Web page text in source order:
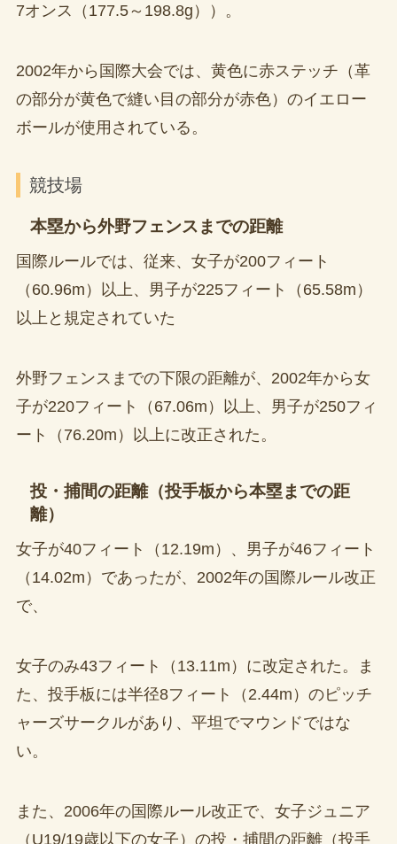
7オンス（177.5～198.8g））。
2002年から国際大会では、黄色に赤ステッチ（革
の部分が黄色で縫い目の部分が赤色）のイエロー
ボールが使用されている。
競技場
本塁から外野フェンスまでの距離
国際ルールでは、従来、女子が200フィート
（60.96m）以上、男子が225フィート（65.58m）
以上と規定されていた
外野フェンスまでの下限の距離が、2002年から女
子が220フィート（67.06m）以上、男子が250フィ
ート（76.20m）以上に改正された。
投・捕間の距離（投手板から本塁までの距
離）
女子が40フィート（12.19m）、男子が46フィート
（14.02m）であったが、2002年の国際ルール改正
で、
女子のみ43フィート（13.11m）に改定された。ま
た、投手板には半径8フィート（2.44m）のピッチ
ャーズサークルがあり、平坦でマウンドではな
い。
また、2006年の国際ルール改正で、女子ジュニア
（U19/19歳以下の女子）の投・捕間の距離（投手